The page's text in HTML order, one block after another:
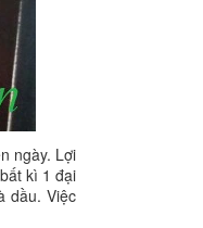
ngày. Lợi
kì 1 đại
dầu. Việc